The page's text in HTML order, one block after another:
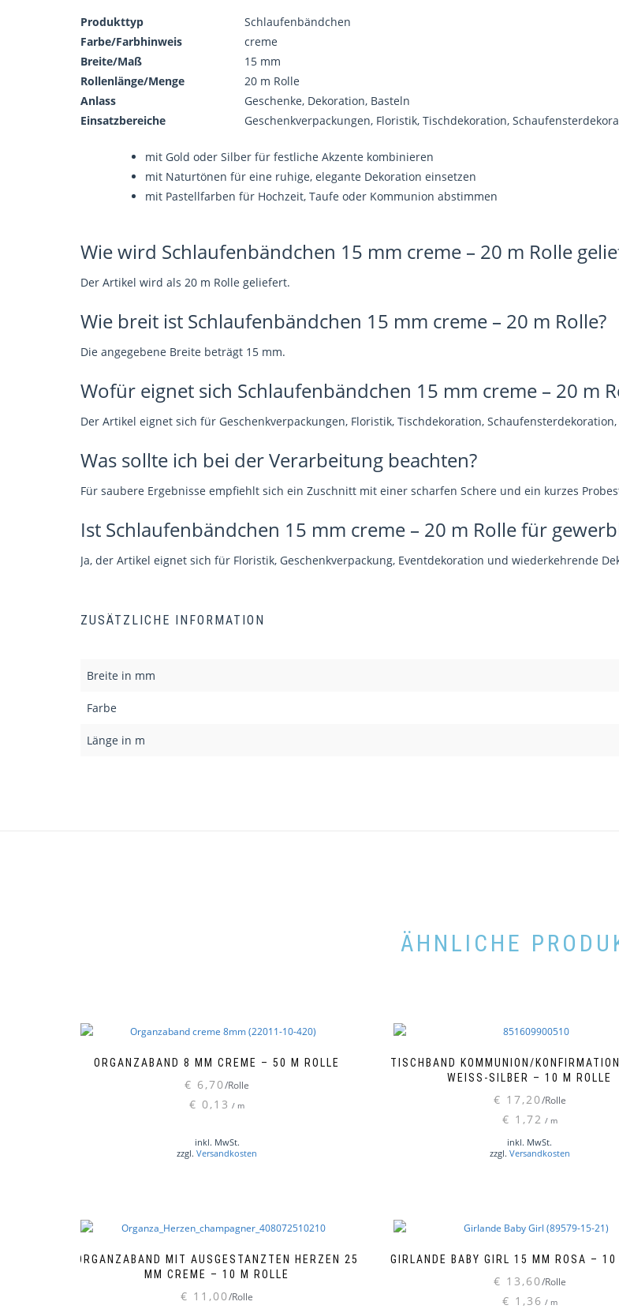
Produkttyp
Schlaufenbändchen
Farbe/Farbhinweis
creme
Breite/Maß
15 mm
Rollenlänge/Menge
20 m Rolle
Anlass
Geschenke, Dekoration, Basteln
Einsatzbereiche
Geschenkverpackungen, Floristik, Tischdekoration,
mit Gold oder Silber für festliche Akzente kombinieren
mit Naturtönen für eine ruhige, elegante Dekoration einsetzen
mit Pastellfarben für Hochzeit, Taufe oder Kommunion abstimmen
Wie wird Schlaufenbändchen 15 mm creme – 20 m Rolle
Der Artikel wird als 20 m Rolle geliefert.
Wie breit ist Schlaufenbändchen 15 mm creme – 20 m Rolle?
Die angegebene Breite beträgt 15 mm.
Wofür eignet sich Schlaufenbändchen 15 mm creme – 20 m
Der Artikel eignet sich für Geschenkverpackungen, Floristik, Tischdekoration, Schaufensterdekoration,
Was sollte ich bei der Verarbeitung beachten?
Für saubere Ergebnisse empfiehlt sich ein Zuschnitt mit einer scharfen Schere und ein kurzes
Ist Schlaufenbändchen 15 mm creme – 20 m Rolle für
Ja, der Artikel eignet sich für Floristik, Geschenkverpackung, Eventdekoration und wiederkehrende
ZUSÄTZLICHE INFORMATION
Breite in mm
Farbe
Länge in m
ÄHNLICHE
ORGANZABAND 8 MM CREME – 50 M ROLLE
€ 6,70/Rolle
€ 0,13 / m
inkl. MwSt.
zzgl.Versandkosten
TISCHBAND KOMMUNION/
WEISS-SILBER – 10 M ROLLE
€ 17,20/Rolle
€ 1,72 / m
inkl. MwSt.
zzgl. Versandkosten
ORGANZABAND MIT AUSGESTANZTEN HERZEN 25
MM CREME – 10 M ROLLE
€ 11,00/Rolle
GIRLANDE BABY GIRL 15 MM ROSA – 10
€ 13,60/Rolle
€ 1,36 / m